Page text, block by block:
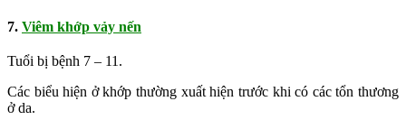
7. Viêm khớp vảy nến
Tuổi bị bệnh 7 – 11.
Các biểu hiện ở khớp thường xuất hiện trước khi có các tổn thương
ở da.